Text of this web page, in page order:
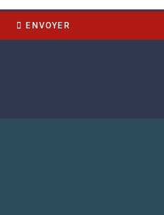
ENVOYER